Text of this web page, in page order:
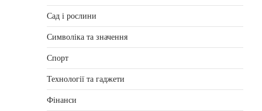
Сад і рослини
Символіка та значення
Спорт
Технології та гаджети
Фінанси